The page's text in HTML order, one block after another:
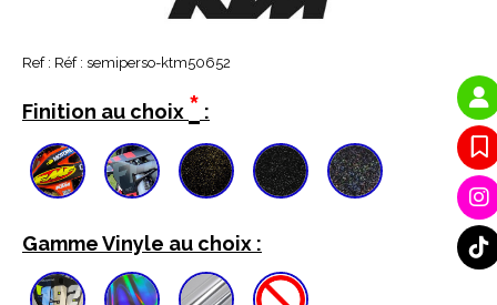
Ref : Réf : semiperso-ktm50652
Finition au choix * :
Gamme Vinyle au choix :